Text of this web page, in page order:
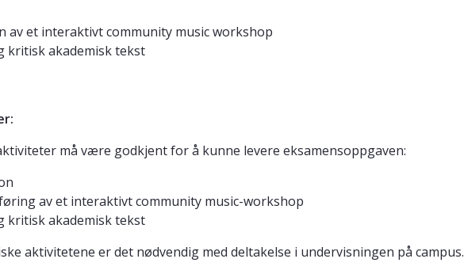
av et interaktivt community music workshop
kritisk akademisk tekst
må være godkjent for å kunne levere eksamensoppgaven:
av et interaktivt community music-workshop
kritisk akademisk tekst
aktivitetene er det nødvendig med deltakelse i undervisningen på campus.